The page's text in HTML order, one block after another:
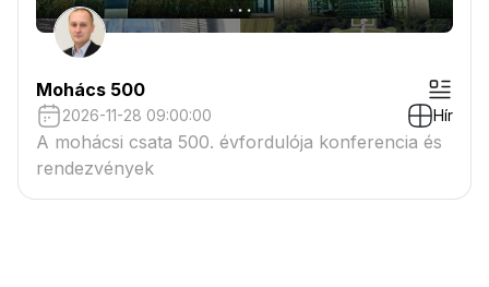
Mohács 500
2026-11-28 09:00:00 Hír
A mohácsi csata 500. évfordulója konferencia és
rendezvények